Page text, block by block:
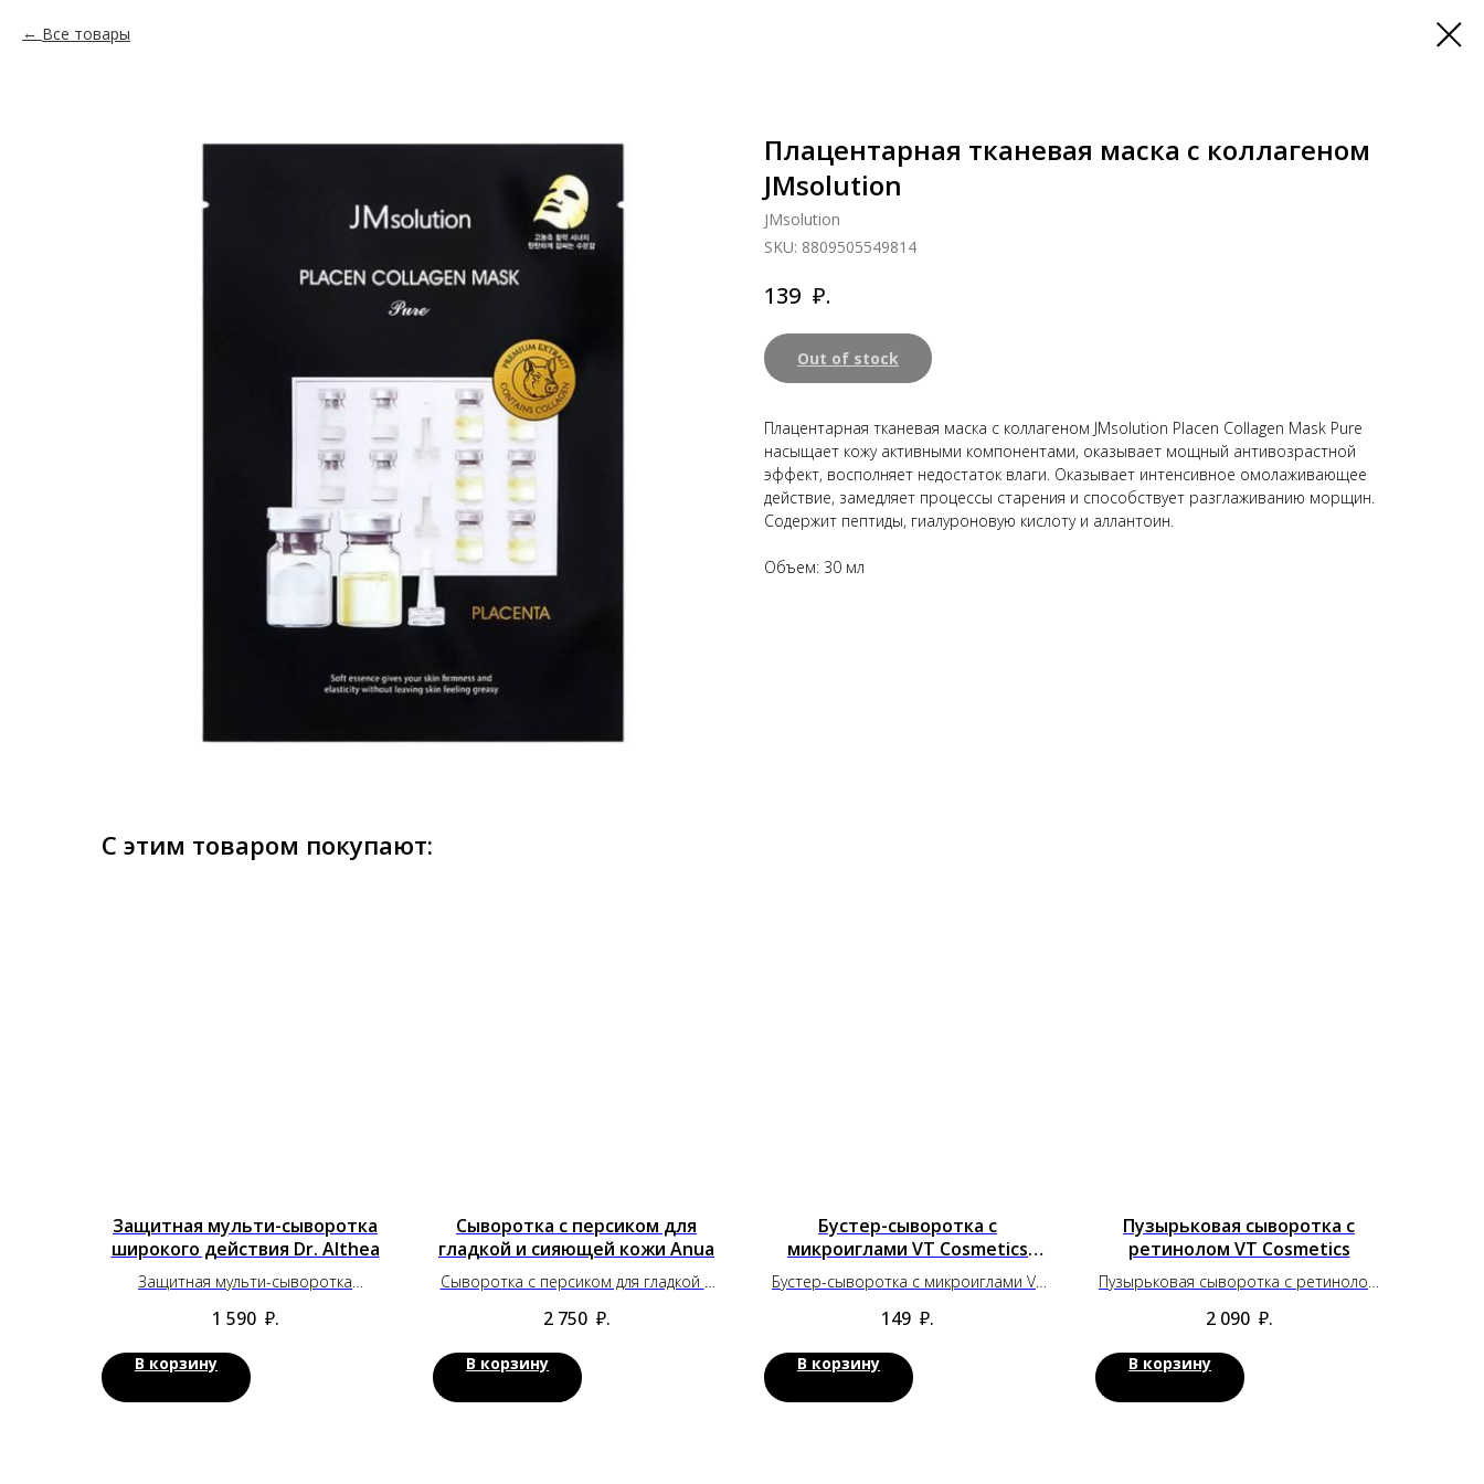
Все товары
Плацентарная тканевая маска с коллагеном
JMsolution
JMsolution
SKU: 8809505549814
139 ₽.
Out of stock
Плацентарная тканевая маска с коллагеном JMsolution Placen Collagen Mask Pure
насыщает кожу активными компонентами, оказывает мощный антивозрастной
эффект, восполняет недостаток влаги. Оказывает интенсивное омолаживающее
действие, замедляет процессы старения и способствует разглаживанию морщин.
Содержит пептиды, гиалуроновую кислоту и аллантоин.
Объем: 30 мл
С этим товаром покупают:
Защитная мульти-сыворотка
широкого действия Dr. Althea
Защитная мульти-сыворотка
1 590 ₽.
В корзину
Сыворотка с персиком для
гладкой и сияющей кожи Anua
Сыворотка с персиком для гладкой и
2 750 ₽.
В корзину
Бустер-сыворотка с
микроиглами VT Cosmetics
Бустер-сыворотка с микроиглами VT
149 ₽.
В корзину
Пузырьковая сыворотка с
ретинолом VT Cosmetics
Пузырьковая сыворотка с ретинолом
2 090 ₽.
В корзину